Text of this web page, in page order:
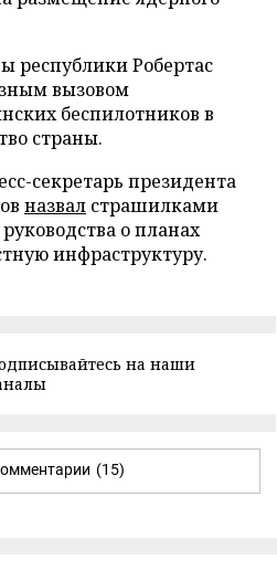
республики Робертас
вызовом
беспилотников в
страны.
секретарь президента
назвал страшилками
о планах
инфраструктуру.
на наши
(15)